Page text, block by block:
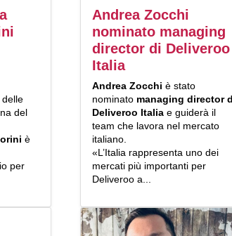
delle
del
è
per
Andrea Zocchi
nominato managing
director di Deliveroo
Italia
Andrea Zocchi è stato
nominato managing director
Deliveroo Italiae guiderà il
team che lavora nel mercato
italiano.
«L’Italia rappresenta uno dei
mercati più importanti per
Deliveroo a...